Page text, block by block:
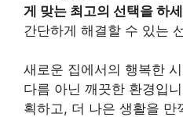
게 맞는 최고의 선택을 하
간단하게 해결할 수 있는
새로운 집에서의 행복한
다름 아닌 깨끗한 환경입
획하고, 더 나은 생활을 만